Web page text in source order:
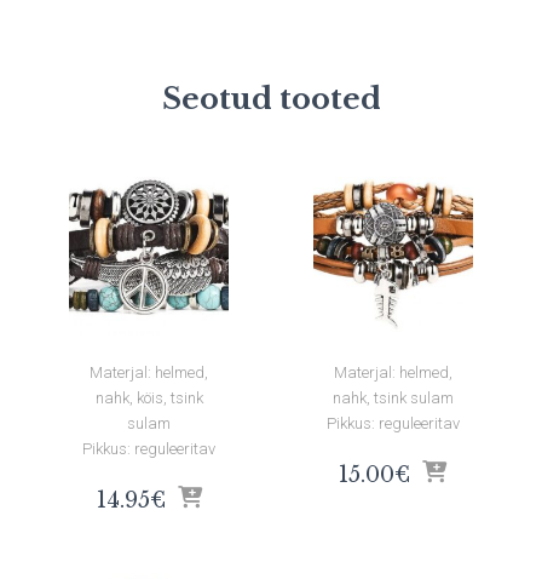
Seotud tooted
Materjal: helmed,
nahk, köis, tsink
sulam
Pikkus: reguleeritav
14.95€
Materjal: helmed,
nahk, tsink sulam
Pikkus: reguleeritav
15.00€